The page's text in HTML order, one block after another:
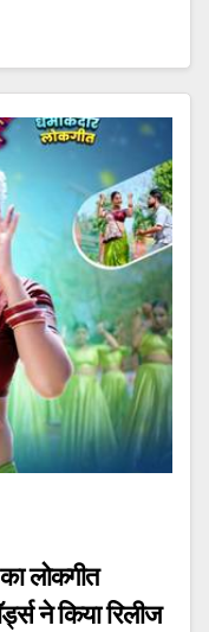
लोकगीत
ने किया रिलीज